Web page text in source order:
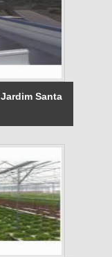
Santa